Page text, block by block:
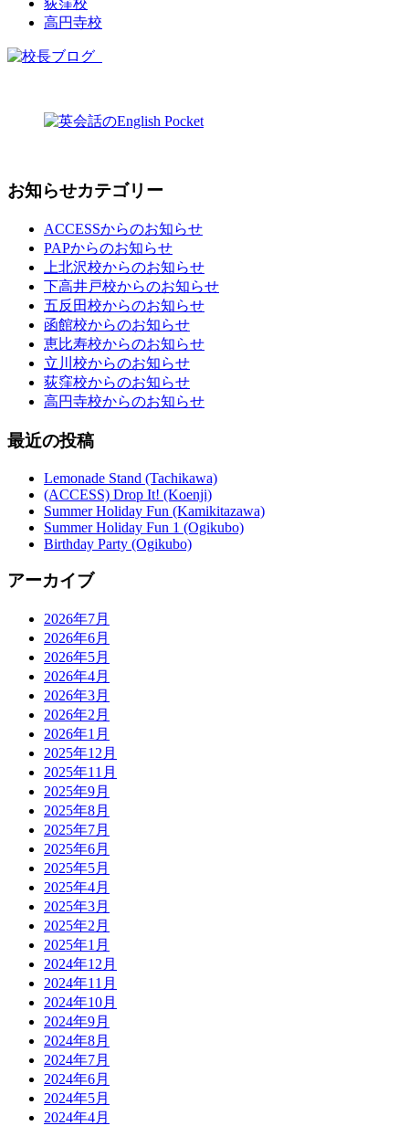
高円寺校
お知らせカテゴリー
ACCESSからのお知らせ
PAPからのお知らせ
上北沢校からのお知らせ
下高井戸校からのお知らせ
五反田校からのお知らせ
函館校からのお知らせ
恵比寿校からのお知らせ
立川校からのお知らせ
荻窪校からのお知らせ
高円寺校からのお知らせ
最近の投稿
Lemonade Stand (Tachikawa)
(ACCESS) Drop It! (Koenji)
Summer Holiday Fun (Kamikitazawa)
Summer Holiday Fun 1 (Ogikubo)
Birthday Party (Ogikubo)
アーカイブ
2026年7月
2026年6月
2026年5月
2026年4月
2026年3月
2026年2月
2026年1月
2025年12月
2025年11月
2025年9月
2025年8月
2025年7月
2025年6月
2025年5月
2025年4月
2025年3月
2025年2月
2025年1月
2024年12月
2024年11月
2024年10月
2024年9月
2024年8月
2024年7月
2024年6月
2024年5月
2024年4月